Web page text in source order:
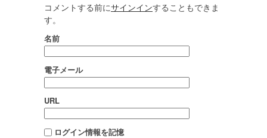
コメントする前にサインインすることもできま
す。
名前
電子メール
URL
ログイン情報を記憶